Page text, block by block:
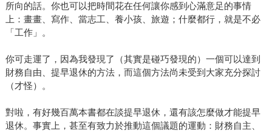
所向的話。你也可以把時間花在任何讓你感到心滿意足的事情
上：畫畫、寫作、當志工、養小孩、旅遊；什麼都行，就是不必
「工作」。
你可走運了，因為我發現了（其實是碰巧發現的）一個可以達到
財務自由、提早退休的方法，而這個方法尚未受到大家充分探討
（才怪）。
對啦，有好幾百萬本書都在談提早退休，還有該怎麼做才能提早
退休。事實上，甚至有致力於推動這個議題的運動：財務自主、